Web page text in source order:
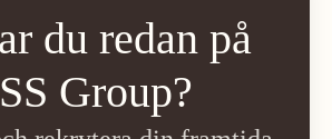
du redan på
Group?